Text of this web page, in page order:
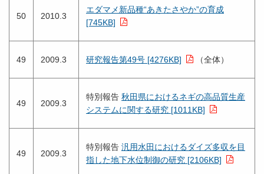
50 2010.3
エダマメ新品種“あきたさやか”の育成
[745KB]
49 2009.3 研究報告第49号 [4276KB] （全体）
49 2009.3
特別報告 秋田県におけるネギの高品質生産
システムに関する研究 [1011KB]
49 2009.3
特別報告 汎用水田におけるダイズ多収を目
指した地下水位制御の研究 [2106KB]